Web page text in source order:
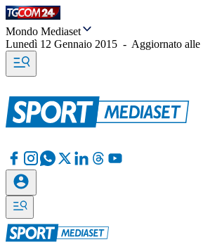
Mondo Mediaset
Lunedì 12 Gennaio 2015 - Aggiornato alle